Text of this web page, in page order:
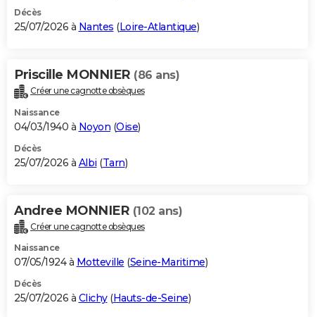
Décès
25/07/2026 à Nantes (Loire-Atlantique)
Priscille MONNIER (86 ans)
Créer une cagnotte obsèques
Naissance
04/03/1940 à Noyon (Oise)
Décès
25/07/2026 à Albi (Tarn)
Andree MONNIER (102 ans)
Créer une cagnotte obsèques
Naissance
07/05/1924 à Motteville (Seine-Maritime)
Décès
25/07/2026 à Clichy(Hauts-de-Seine)